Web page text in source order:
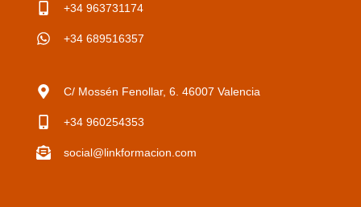
+34 963731174
+34 689516357
C/ Mossén Fenollar, 6. 46007 Valencia
+34 960254353
social@linkformacion.com